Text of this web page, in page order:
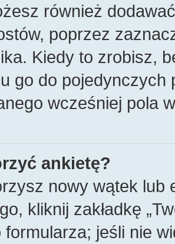
również
poprzez
Kiedy to zrobisz,
go do
wcześniej pola
ankietę?
nowy wątek lub
kliknij zakładkę
formularza; jeśli nie